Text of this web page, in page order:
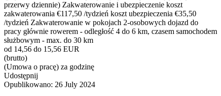
przerwy dziennie) Zakwaterowanie i ubezpieczenie koszt
zakwaterowania €117,50 /tydzień koszt ubezpieczenia €35,50
/tydzień Zakwaterowanie w pokojach 2-osobowych dojazd do
pracy głównie rowerem - odległość 4 do 6 km, czasem samochodem
służbowym - max. do 30 km
od 14,56 do 15,56 EUR
(brutto)
(Umowa o pracę) za godzinę
Udostępnij
Opublikowano: 26 July 2024